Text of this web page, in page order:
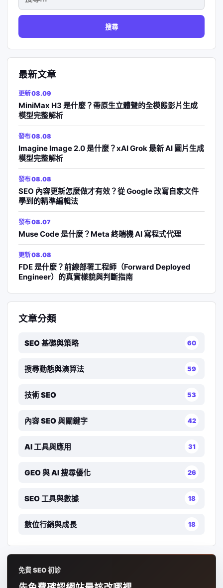
尋
關
最新文章
更新 08.09
MiniMax H3 是什麼？帶原生立體聲的全模態影片生成
模型完整解析
發布 08.08
Imagine Image 2.0 是什麼？xAI Grok 最新 AI 圖片生成
模型完整解析
發布 08.08
SEO 內容更新怎麼做才有效？從 Google 改寫自家文件
學到的精準編輯法
發布 08.07
Muse Code 是什麼？Meta 終端機 AI 寫程式代理
更新 08.08
FDE 是什麼？前線部署工程師（Forward Deployed
Engineer）的真實樣貌與判斷指南
文章分類
SEO 基礎與策略 60
搜尋動態與演算法 59
技術 SEO 53
內容 SEO 與關鍵字 42
AI 工具與應用 31
GEO 與 AI 搜尋優化 26
SEO 工具與數據 18
數位行銷與成長 18
免費 SEO 初診